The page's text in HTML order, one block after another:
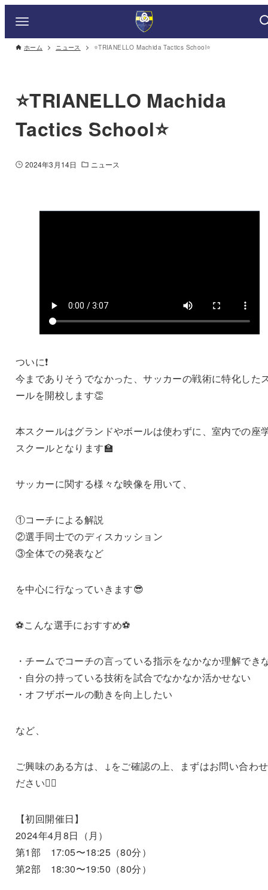
ホーム ニュース ⭐️TRIANELLO Machida Tactics School⭐️
⭐️TRIANELLO Machida
Tactics School⭐️
2024年3月14日 ニュース
ついに❗️
今までありそうでなかった、サッカーの戦術に特化した
ールを開校します👏
本スクールはグランドやボールは使わずに、室内での座
スクールとなります🏫
サッカーに関する様々な映像を用いて、
①コーチによる解説
②選手同士でのディスカッション
③全体での発表など
を中心に行なっていきます😎
⚽️こんな選手におすすめ⚽️
・チームでコーチの言っている指示をなかなか理解でき
・自分の持っている技術を試合でなかなか活かせない
・オフザボールの動きを向上したい
など、
ご興味のある方は、↓をご確認の上、まずはお問い合わ
ださい🙇‍♀️
【初回開催日】
2024年4月8日（月）
第1部 17:05〜18:25（80分）
第2部 18:30〜19:50（80分）